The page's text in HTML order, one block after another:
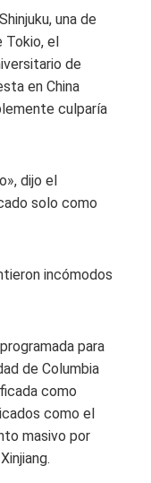
una de
Tokio, el
de
en China
culparía
dijo el
solo como
incómodos
para
de Columbia
como
como el
masivo por